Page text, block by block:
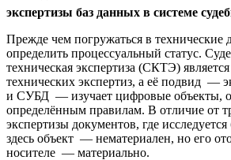
экспертизы баз данных в системе
Прежде чем погружаться в технические
определить процессуальный статус.
техническая экспертиза (СКТЭ)
технических экспертиз, а её подвид —
и СУБД — изучает цифровые объекты,
определённым правилам. В отличие от
экспертизы документов, где
здесь объект — нематериален, но его
носителе — материально.